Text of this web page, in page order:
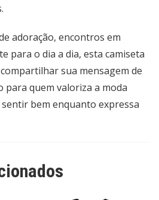
adoração, encontros em
para o dia a dia, esta camiseta
sua mensagem de
para quem valoriza a moda
sentir bem enquanto expressa